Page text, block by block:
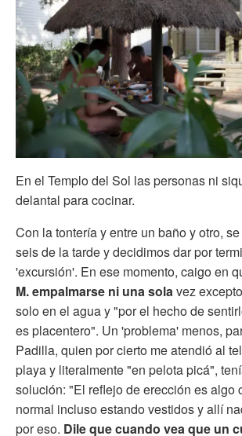
En el Templo del Sol las personas ni
delantal para cocinar.
Con la tontería y entre un baño y otro,
seis de la tarde y decidimos dar por
'excursión'. En ese momento, caigo en
M. empalmarse ni una solavez
solo en el agua y "por el hecho de
es placentero". Un 'problema' menos,
Padilla, quien por cierto me atendió al
playa y literalmente "en pelota picá",
solución: "El reflejo de erección es algo
normal incluso estando vestidos y allí
por eso. Dile que cuando vea que un